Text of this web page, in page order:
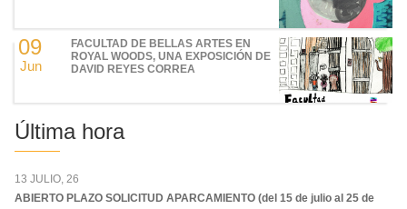
09
Jun
FACULTAD DE BELLAS ARTES EN
ROYAL WOODS, UNA EXPOSICIÓN DE
DAVID REYES CORREA
Última hora
13 JULIO, 26
ABIERTO PLAZO SOLICITUD APARCAMIENTO (del 15 de julio al 25 de